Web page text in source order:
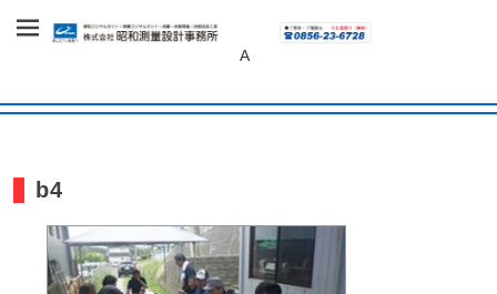
株式会社 昭和
所
～あしたへ、未来へ～
A
b4